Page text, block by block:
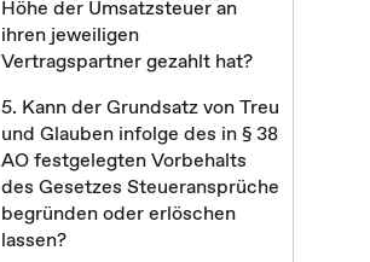
Höhe der Umsatzsteuer an
ihren jeweiligen
Vertragspartner gezahlt hat?
5. Kann der Grundsatz von Treu
und Glauben infolge des in § 38
AO festgelegten Vorbehalts
des Gesetzes Steueransprüche
begründen oder erlöschen
lassen?